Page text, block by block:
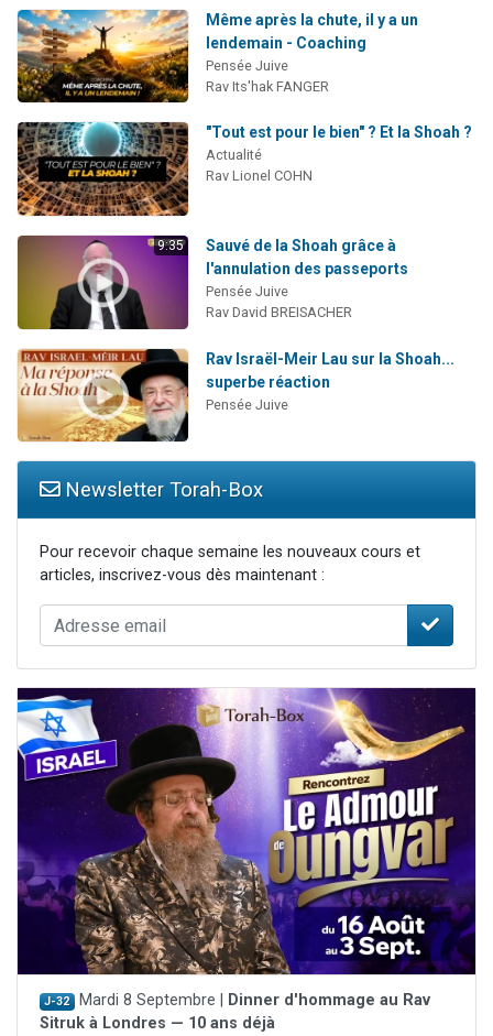
Même après la chute, il y a un
lendemain - Coaching
Pensée Juive
Rav Its'hak FANGER
"Tout est pour le bien" ? Et la Shoah ?
Actualité
Rav Lionel COHN
9:35
Sauvé de la Shoah grâce à
l'annulation des passeports
Pensée Juive
Rav David BREISACHER
Rav Israël-Meir Lau sur la Shoah...
superbe réaction
Pensée Juive
Newsletter Torah-Box
Pour recevoir chaque semaine les nouveaux cours et
articles, inscrivez-vous dès maintenant :
J-32 Mardi 8 Septembre |
Dinner d'hommage au Rav
Sitruk à Londres — 10 ans déjà